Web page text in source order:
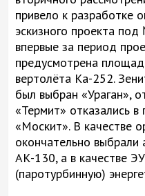
привело к разработке
эскизного проекта
впервые за период
предусмотрена
вертолёта Ка-252.
был выбран «Ураган»,
«Термит» отказались
«Москит». В качестве
окончательно
АК-130, а в качестве
(паротурбинную)